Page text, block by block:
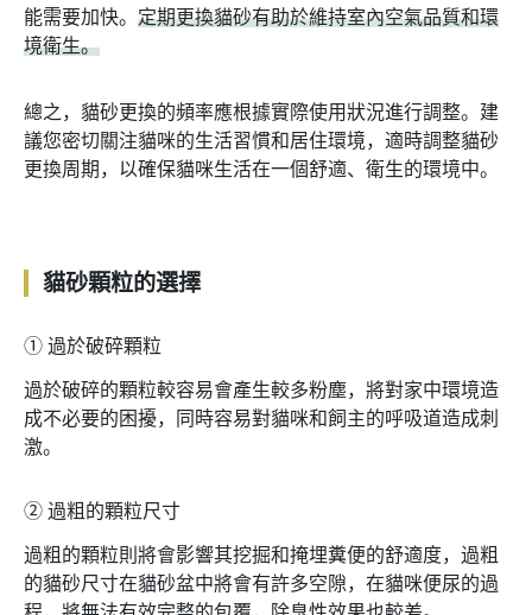
能需要加快。 定期更換貓砂有助於維持室內空氣品質和環
境衛生。
總之，貓砂更換的頻率應根據實際使用狀況進行調整。建
議您密切關注貓咪的生活習慣和居住環境，適時調整貓砂
更換周期，以確保貓咪生活在一個舒適、衛生的環境中。
貓砂顆粒的選擇
➀ 過於破碎顆粒
過於破碎的顆粒較容易會產生較多粉塵，將對家中環境造
成不必要的困擾，同時容易對貓咪和飼主的呼吸道造成刺
激。
➁ 過粗的顆粒尺寸
過粗的顆粒則將會影響其挖掘和掩埋糞便的舒適度，過粗
的貓砂尺寸在貓砂盆中將會有許多空隙，在貓咪便尿的過